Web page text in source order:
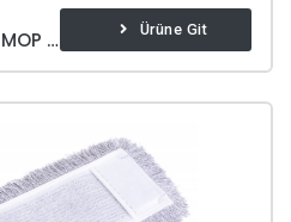
ERMOP ECO STANDART MOP APARATI Ürüne Git